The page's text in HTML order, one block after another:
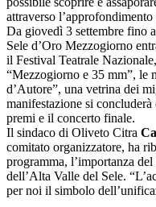
attraverso l’approfondimento
Da giovedì 3 settembre fino
Sele d’Oro Mezzogiorno
il Festival Teatrale
“Mezzogiorno e 35 mm”, le
d’Autore”, una vetrina dei
manifestazione si
premi e il concerto finale.
Il sindaco di Oliveto Citra
comitato organizzatore, ha
programma, l’importanza
dell’Alta Valle del Sele.
per noi il simbolo